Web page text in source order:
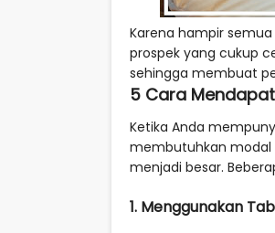
Karena hampir
prospek yang cukup
sehingga membuat
5 Cara
Ketika Anda
membutuhkan modal
menjadi besar.
1. Menggunakan